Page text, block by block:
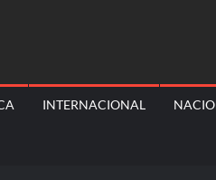
INTERNACIONAL